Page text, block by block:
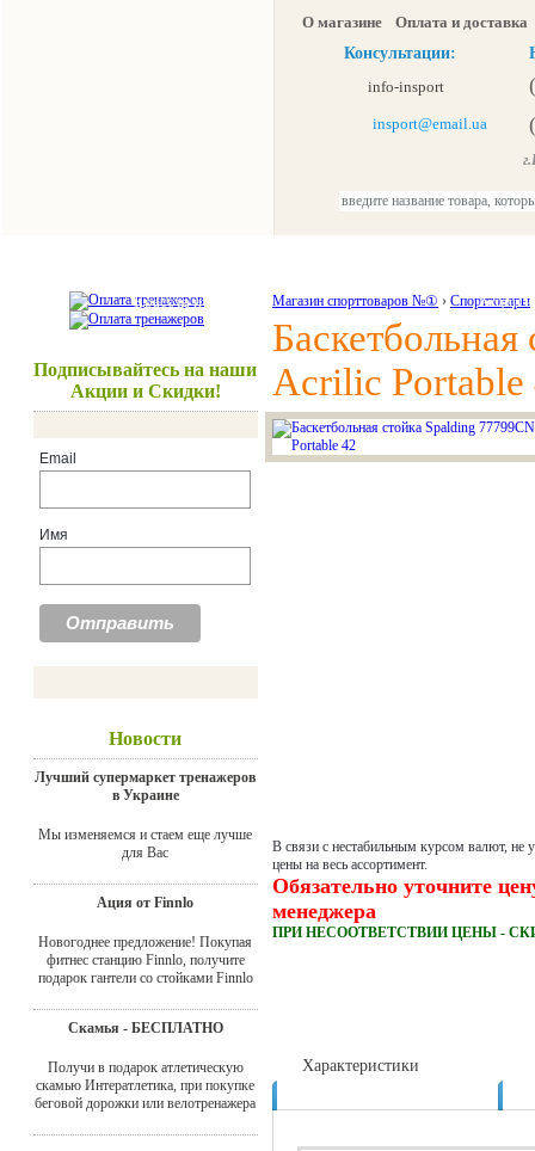
О магазине
Оплата и доставка
Консультации:
info-insport
insport@email.ua
Красота и здоровье Акции и
Подписывайтесь на наши
Акции и Скидки!
Email
Имя
Новости
Лучший супермаркет тренажеров
в Украине
Мы изменяемся и стаем еще лучше
для Вас
Ация от Finnlo
Новогоднее предложение! Покупая
фитнес станцию Finnlo, получите
подарок гантели со стойками Finnlo
Скамья - БЕСПЛАТНО
Получи в подарок атлетическую
скамью Интератлетика, при покупке
беговой дорожки или велотренажера
Магазин спорттоваров №① › Спорттовары
Acrilic Portable
В связи с нестабильным курсом валют, не
цены на весь ассортимент.
Обязательно уточните
менеджера
ПРИ НЕСООТВЕТСТВИИ ЦЕНЫ -
Характеристики